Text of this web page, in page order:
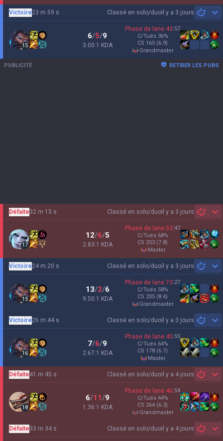
Classé en solo/duoil y a 3 jours
Victoire23 m 59 s
15
6/5/9
3.00:1 KDA
Phase de lane 43:57
C/Tués 36%
CS 165 (6.9)
grandmaster
PUBLICITÉ RETIRER LES PUBS
Classé en solo/duoil y a 3 jours
Défaite32 m 15 s
17
12/6/5
2.83:1 KDA
Phase de lane 53:47
C/Tués 68%
CS 253 (7.8)
master
Classé en solo/duoil y a 3 jours
Victoire24 m 20 s
15
13/2/6
9.50:1 KDA
Phase de lane 73:27
C/Tués 58%
CS 205 (8.4)
grandmaster
Classé en solo/duoil y a 3 jours
Victoire26 m 44 s
16
7/6/9
2.67:1 KDA
Phase de lane 45:55
C/Tués 64%
CS 178 (6.7)
master
Classé en solo/duoil y a 4 jours
Défaite41 m 45 s
18
6/11/9
1.36:1 KDA
Phase de lane 46:54
C/Tués 44%
CS 264 (6.3)
grandmaster
Classé en solo/duoil y a 4 jours
Défaite33 m 34 s